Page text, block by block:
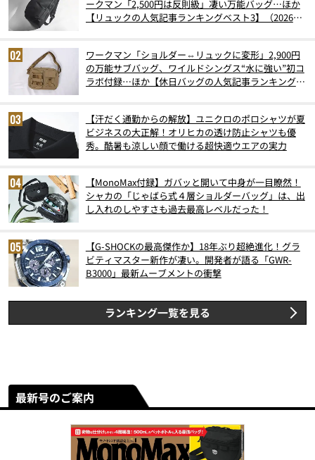
ークマン「2,500円は反則級」凄い万能バッグ…ほか
【リュックの人気記事ランキングベスト3】（2026年
ワークマン「ショルダー⇔リュックに変形」2,900円
の万能サブバッグ、ワイルドシングス“水に強い”初コ
ラボ付録…ほか【休日バッグの人気記事ランキングベ
【汗だく通勤からの解放】ユニクロのポロシャツが夏
ビジネスの大正解！オリヒカの透け防止シャツも優
秀。酷暑も涼しい顔で働ける超快適ウエアの実力
【MonoMax付録】ガバッと開いて中身が一目瞭然！
シャカの「じゃばら式４層ショルダーバッグ」は、出
し入れのしやすさも過去最高レベルだった！
【G-SHOCKの最高傑作か】18年ぶり超絶進化！グラ
ビティマスター新作が凄い。開発者が語る「GWR-
B3000」最新ムーブメントの衝撃
ランキング一覧を見る
最新号のご案内